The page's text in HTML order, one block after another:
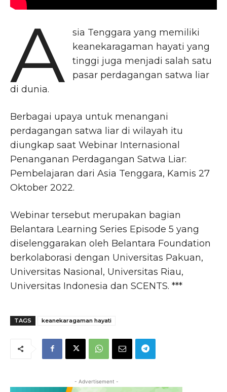
A
sia Tenggara yang memiliki
keanekaragaman hayati yang
tinggi juga menjadi salah satu
pasar perdagangan satwa liar
di dunia.
Berbagai upaya untuk menangani
perdagangan satwa liar di wilayah itu
diungkap saat Webinar Internasional
Penanganan Perdagangan Satwa Liar:
Pembelajaran dari Asia Tenggara, Kamis 27
Oktober 2022.
Webinar tersebut merupakan bagian
Belantara Learning Series Episode 5 yang
diselenggarakan oleh Belantara Foundation
berkolaborasi dengan Universitas Pakuan,
Universitas Nasional, Universitas Riau,
Universitas Indonesia dan SCENTS. ***
TAGS keanekaragaman hayati
- Advertisement -